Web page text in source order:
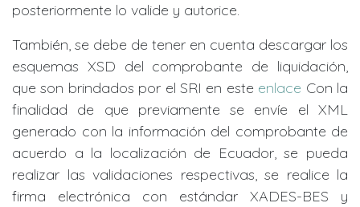
posteriormente lo valide y autorice.
También, se debe de tener en cuenta descargar los
esquemas XSD del comprobante de liquidación,
que son brindados por el SRI en este enlace Con la
finalidad de que previamente se envíe el XML
generado con la información del comprobante de
acuerdo a la localización de Ecuador, se pueda
realizar las validaciones respectivas, se realice la
firma electrónica con estándar XADES-BES y